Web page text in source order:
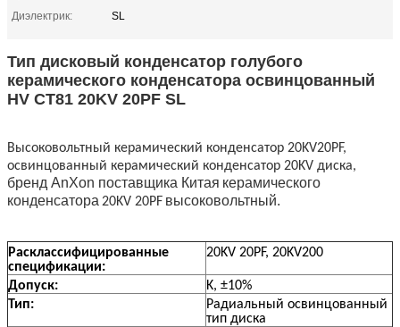
Диэлектрик:
SL
Тип дисковый конденсатор голубого
керамического конденсатора освинцованный
HV CT81 20KV 20PF SL
Высоковольтный керамический конденсатор 20KV20PF,
освинцованный керамический конденсатор 20KV диска,
бренд AnXon поставщика Китая керамического
конденсатора 20KV 20PF высоковольтный.
Расклассифицированные
спецификации:
20KV 20PF, 20KV200
Допуск:
K, ±10%
Тип:
Радиальный освинцованный
тип диска